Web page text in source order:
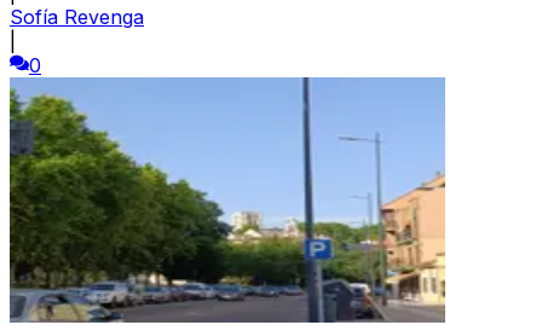
Sofía Revenga
0